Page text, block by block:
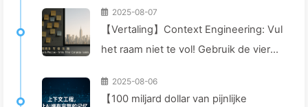
2025-08-07
【Vertaling】Context Engineering: Vul
het raam niet te vol! Gebruik de vier
comprimeren en isoleren, houd ruis
2025-08-06
【100 miljard dollar van pijnlijke